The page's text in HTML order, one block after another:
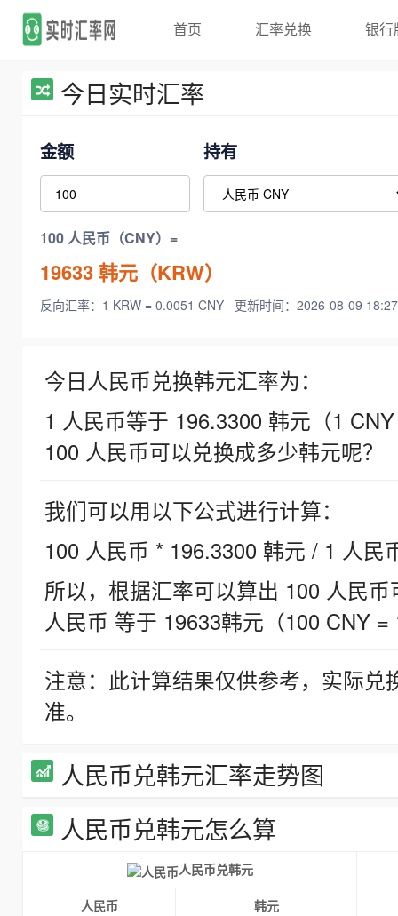
首页 汇率兑换 银行
今日实时汇率
金额 持有
100 人民币（CNY）=
19633韩元（KRW）
反向汇率：1 KRW = 0.0051 CNY 更新时间：2026-08-09
今日人民币兑换韩元汇率为：
1 人民币等于 196.3300 韩元（1
100 人民币可以兑换成多少韩元呢？
我们可以用以下公式进行计算：
100 人民币 * 196.3300 韩元 / 1 人民
所以，根据汇率可以算出 100 人民
人民币 等于 19633韩元（100 CNY =
注意：此计算结果仅供参考，实际
准。
人民币兑韩元汇率走势图
人民币兑韩元怎么算
人民币兑韩元
人民币
韩元